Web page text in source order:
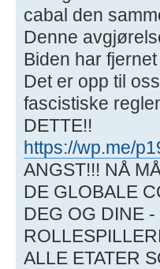
cabal den
Denne
Biden har
Det er opp til
fascistiske
DETTE!!
https://wp.me/
ANGST!!! NÅ
DE GLOBALE
DEG OG DINE
ALLE ETATER